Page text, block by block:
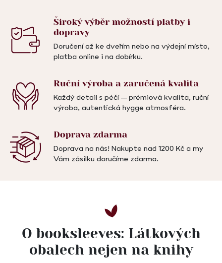
Široký výběr možnostíplatby i
dopravy
Doručení až ke dveřím nebo na výdejní místo,
platba online i na dobírku.
Ruční výroba azaručená kvalita
Každý detail s péčí – prémiová kvalita, ruční
výroba, autentická hygge atmosféra.
Dopravazdarma
Doprava na nás! Nakupte nad 1200 Kč a my
Vám zásilku doručíme zdarma.
O booksleeves: Látkových
obalech nejen na knihy